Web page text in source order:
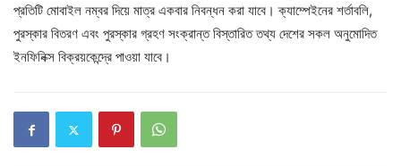
প্রতিটি মোবাইল নম্বর দিয়ে মাত্র একবার নিবন্ধন করা যাবে। ক্যাম্পেইনের শর্তাবলি,
পুরস্কার বিতরণ এবং পুরস্কার গ্রহণ সংক্রান্ত বিস্তারিত তথ্য দেশের সকল অনুমোদিত
ইনফিনিক্স বিক্রয়কেন্দ্রে পাওয়া যাবে।